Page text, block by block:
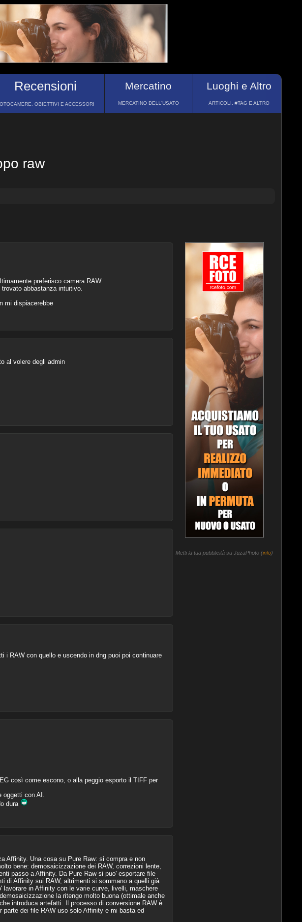
Recensioni
OBIETTIVI E ACCESSORI
Mercatino
MERCATINO DELL'USATO
Luoghi e Altro
ARTICOLI, #TAG E ALTRO
raw
preferisco camera RAW.
abbastanza intuitivo.
mi dispiacerebbe
al volere degli admin
i RAW con quello e uscendo in dng puoi poi continuare
così come escono, o alla peggio esporto il TIFF per
con AI.
dura
Affinity. Una cosa su Pure Raw: si compra e non
bene: demosaicizzazione dei RAW, correzioni lente,
passo a Affinity. Da Pure Raw si puo' esportare file
di Affinity sui RAW, altrimenti si sommano a quelli già
in Affinity con le varie curve, livelli, maschere
la ritengo molto buona (ottimale anche
introduca artefatti. Il processo di conversione RAW è
parte dei file RAW uso solo Affinity e mi basta ed
Metti la tua pubblicità su JuzaPhoto (info)